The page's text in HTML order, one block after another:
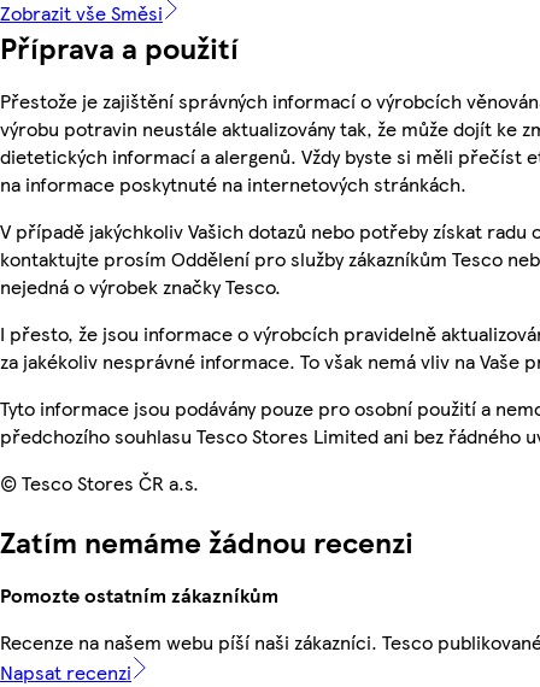
Zobrazit vše Směsi
Příprava a použití
Přestože je zajištění správných informací o výrobcích
výrobu potravin neustále aktualizovány tak, že může dojít ke
dietetických informací a alergenů. Vždy byste si měli přečíst
na informace poskytnuté na internetových stránkách.
V případě jakýchkoliv Vašich dotazů nebo potřeby získat radu
kontaktujte prosím Oddělení pro služby zákazníkům Tesco
nejedná o výrobek značky Tesco.
I přesto, že jsou informace o výrobcích pravidelně
za jakékoliv nesprávné informace. To však nemá vliv na Vaše
Tyto informace jsou podávány pouze pro osobní použití a
předchozího souhlasu Tesco Stores Limited ani bez řádného
© Tesco Stores ČR a.s.
Zatím nemáme žádnou recenzi
Pomozte ostatním zákazníkům
Recenze na našem webu píší naši zákazníci. Tesco
Napsat recenzi